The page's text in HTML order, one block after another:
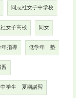
同志社女子中学校
女子高校 同女
指導 低学年 塾
中学生 夏期講習